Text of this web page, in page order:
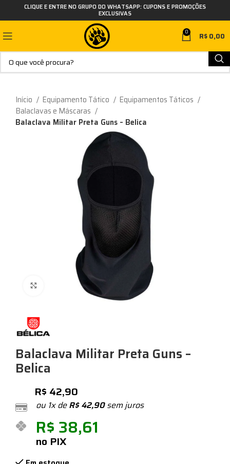
CLIQUE E ENTRE NO GRUPO DO WHATSAPP: CUPONS E PROMOÇÕES
EXCLUSIVAS
0 R$0,00
Início Equipamento Tático
Equipamentos Táticos
Balaclavas e Máscaras
Balaclava Militar Preta Guns – Belica
Balaclava Militar Preta Guns –
Belica
R$ 42,90
ou 1x deR$42,90sem juros
R$ 38,61
no PIX